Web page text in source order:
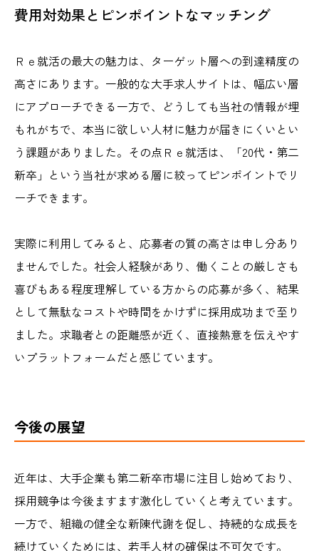
費用対効果とピンポイントなマッチング
Ｒｅ就活の最大の魅力は、ターゲット層への到達精度の
高さにあります。一般的な大手求人サイトは、幅広い層
にアプローチできる一方で、どうしても当社の情報が埋
もれがちで、本当に欲しい人材に魅力が届きにくいとい
う課題がありました。その点Ｒｅ就活は、「20代・第二
新卒」という当社が求める層に絞ってピンポイントでリ
ーチできます。
実際に利用してみると、応募者の質の高さは申し分あり
ませんでした。社会人経験があり、働くことの厳しさも
喜びもある程度理解している方からの応募が多く、結果
として無駄なコストや時間をかけずに採用成功まで至り
ました。求職者との距離感が近く、直接熱意を伝えやす
いプラットフォームだと感じています。
今後の展望
近年は、大手企業も第二新卒市場に注目し始めており、
採用競争は今後ますます激化していくと考えています。
一方で、組織の健全な新陳代謝を促し、持続的な成長を
続けていくためには、若手人材の確保は不可欠です。